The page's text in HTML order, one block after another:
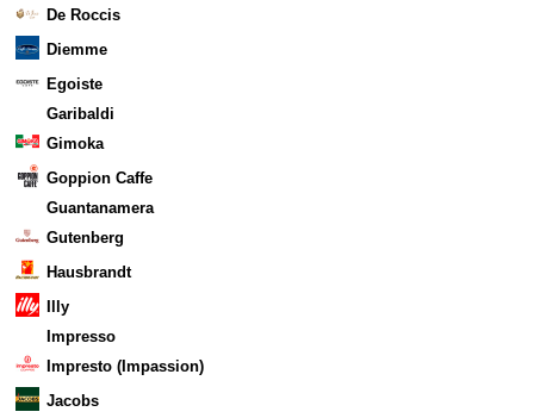
De Roccis
Diemme
Egoiste
Garibaldi
Gimoka
Goppion Caffe
Guantanamera
Gutenberg
Hausbrandt
Illy
Impresso
Impresto (Impassion)
Jacobs